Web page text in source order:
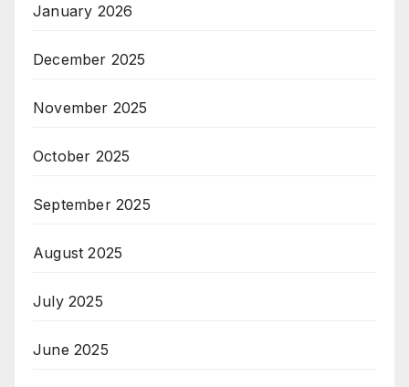
January 2026
December 2025
November 2025
October 2025
September 2025
August 2025
July 2025
June 2025